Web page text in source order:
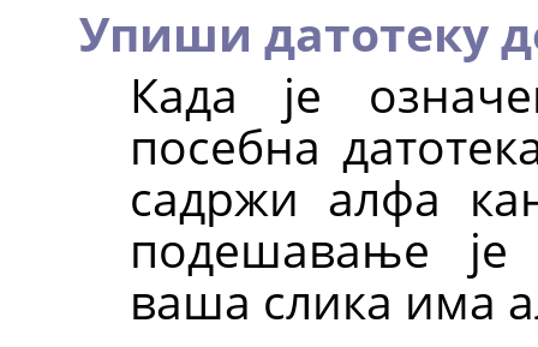
Упиши датотеку
Када је
посебна
садржи алфа
подешавање
ваша слика има